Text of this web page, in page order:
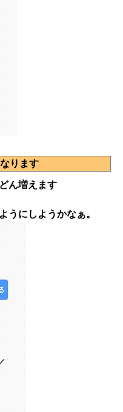
ります
ん増えます
うにしようかなぁ。